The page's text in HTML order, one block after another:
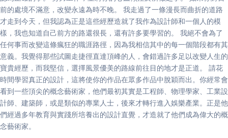
前的處境不滿意，改變永遠為時不晚。 我走過了一條漫長而曲折的道路
才走到今天，但我認為正是這些經歷造就了我作為設計師和一個人的模
樣，我也知道自己前方的路還很長，還有許多要學習的。 我絕不會為了
任何事而改變這條瘋狂的職涯路徑，因為我相信其中的每一個階段都有其
意義。我覺得那些試圖走捷徑直達頂峰的人，會錯過許多足以改變人生的
寶貴經歷，而我堅信，選擇風景優美的路線前往目的地才是正道。 請花
時間學習真正的設計，這將使你的作品在眾多作品中脫穎而出。你經常會
看到一些頂尖的概念藝術家，他們最初其實是工程師、物理學家、工業設
計師、建築師，或是類似的專業人士，後來才轉行進入娛樂產業。正是他
們經過多年教育與實踐所培養出的設計直覺，才造就了他們成為偉大的概
念藝術家。